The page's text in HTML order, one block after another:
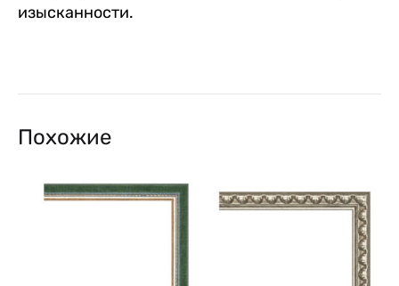
изысканности.
Похожие